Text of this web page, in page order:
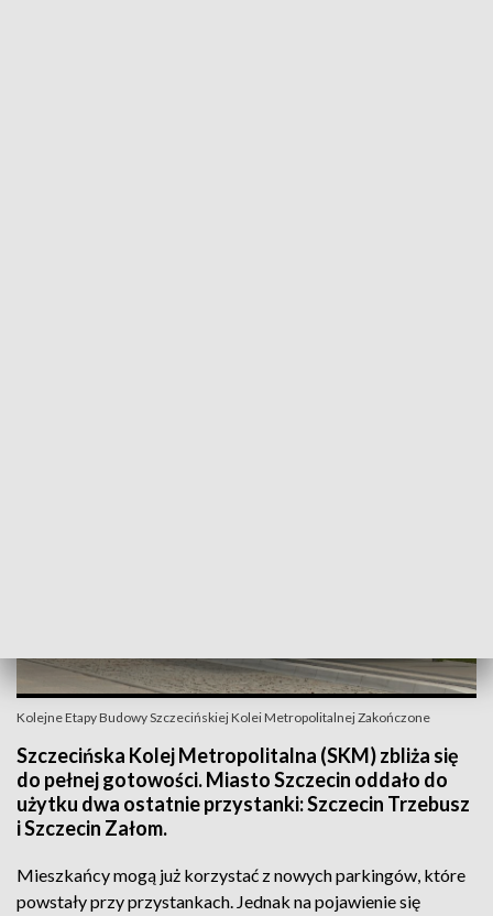
Kolejne Etapy Budowy Szczecińskiej Kolei Metropolitalnej Zakończone
Szczecińska Kolej Metropolitalna (SKM) zbliża się
do pełnej gotowości. Miasto Szczecin oddało do
użytku dwa ostatnie przystanki: Szczecin Trzebusz
i Szczecin Załom.
Mieszkańcy mogą już korzystać z nowych parkingów, które
powstały przy przystankach. Jednak na pojawienie się